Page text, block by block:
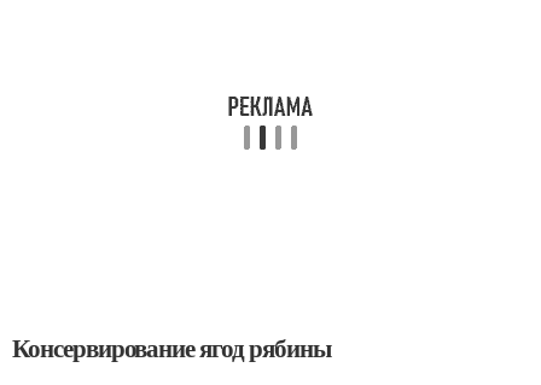
Консервирование ягод рябины